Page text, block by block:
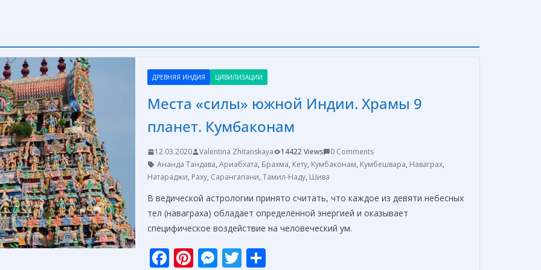
ДРЕВНЯЯ ИНДИЯ ЦИВИЛИЗАЦИИ
Места «силы» южной Индии. Храмы 9
планет. Кумбаконам
12.03.2020 Valentina Zhitanskaya 14422 Views
0 Comments
Ананда Тандава, Ариабхата, Брахма, Кету, Кумбаконам, Кумбешвара, Наваграх,
Натараджи, Раху, Сарангапани, Тамил-Наду, Шива
В ведической астрологии принято считать, что каждое из девяти небесных
тел (наваграха) обладает определённой энергией и оказывает
специфическое воздействие на человеческий ум.
F Pi M T